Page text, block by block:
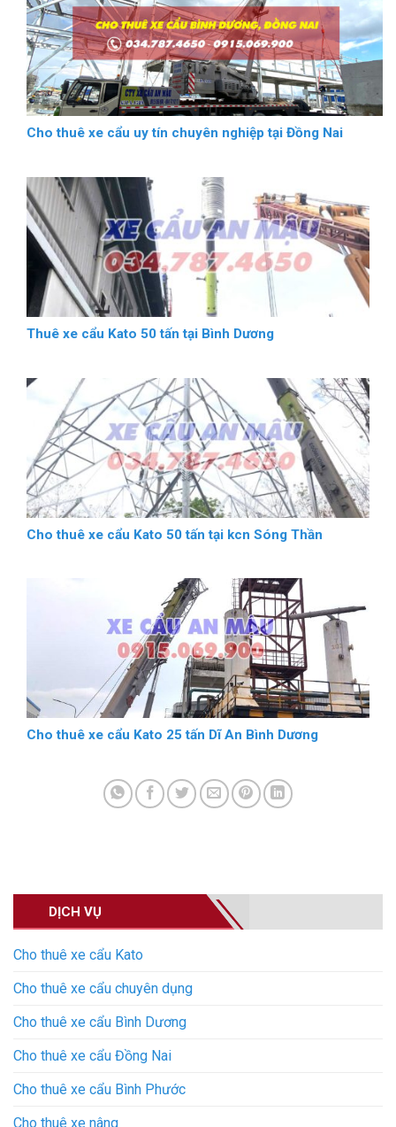
DỊCH VỤ
Cho thuê xe cẩu Kato
Cho thuê xe cẩu chuyên dụng
Cho thuê xe cẩu Bình Dương
Cho thuê xe cẩu Đồng Nai
Cho thuê xe cẩu Bình Phước
Cho thuê xe nâng
Cho thuê xe cẩu uy tín chuyên nghiệp tại Đồng Nai
Thuê xe cẩu Kato 50 tấn tại Bình Dương
Cho thuê xe cẩu Kato 50 tấn tại kcn Sóng Thần
Cho thuê xe cẩu Kato 25 tấn Dĩ An Bình Dương